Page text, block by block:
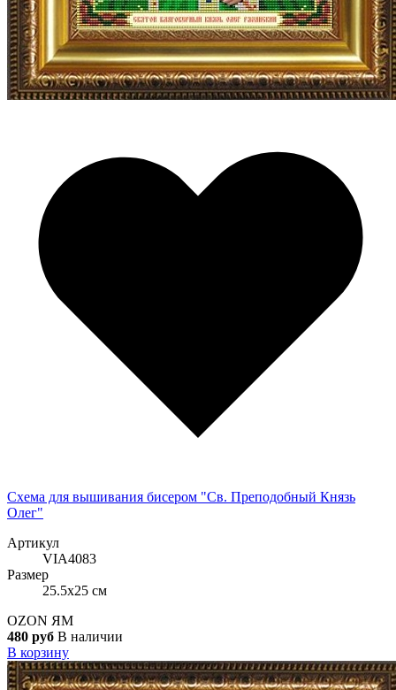
Схема для вышивания бисером "Св. Преподобный Князь
Олег"
Артикул
VIA4083
Размер
25.5x25 см
OZON ЯМ
480 руб В наличии
В корзину